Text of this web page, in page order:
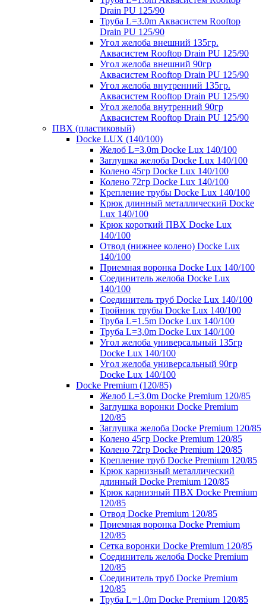
Drain PU 125/90
Труба L=3.0m Аквасистем Rooftop
Drain PU 125/90
Угол желоба внешний 135гр.
Аквасистем Rooftop Drain PU 125/90
Угол желоба внешний 90гр
Аквасистем Rooftop Drain PU 125/90
Угол желоба внутренний 135гр.
Аквасистем Rooftop Drain PU 125/90
Угол желоба внутренний 90гр
Аквасистем Rooftop Drain PU 125/90
ПВХ (пластиковый)
Docke LUX (140/100)
Желоб L=3.0m Docke Lux 140/100
Заглушка желоба Docke Lux 140/100
Колено 45гр Docke Lux 140/100
Колено 72гр Docke Lux 140/100
Крепление трубы Docke Lux 140/100
Крюк длинный металлический Docke
Lux 140/100
Крюк короткий ПВХ Docke Lux
140/100
Отвод (нижнее колено) Docke Lux
140/100
Приемная воронка Docke Lux 140/100
Соединитель желоба Docke Lux
140/100
Соединитель труб Docke Lux 140/100
Тройник трубы Docke Lux 140/100
Труба L=1.5m Docke Lux 140/100
Труба L=3,0m Docke Lux 140/100
Угол желоба универсальный 135гр
Docke Lux 140/100
Угол желоба универсальный 90гр
Docke Lux 140/100
Docke Premium (120/85)
Желоб L=3.0m Docke Premium 120/85
Заглушка воронки Docke Premium
120/85
Заглушка желоба Docke Premium 120/85
Колено 45гр Docke Premium 120/85
Колено 72гр Docke Premium 120/85
Крепление труб Docke Premium 120/85
Крюк карнизный металлический
длинный Docke Premium 120/85
Крюк карнизный ПВХ Docke Premium
120/85
Отвод Docke Premium 120/85
Приемная воронка Docke Premium
120/85
Сетка воронки Docke Premium 120/85
Соединитель желоба Docke Premium
120/85
Соединитель труб Docke Premium
120/85
Труба L=1.0m Docke Premium 120/85